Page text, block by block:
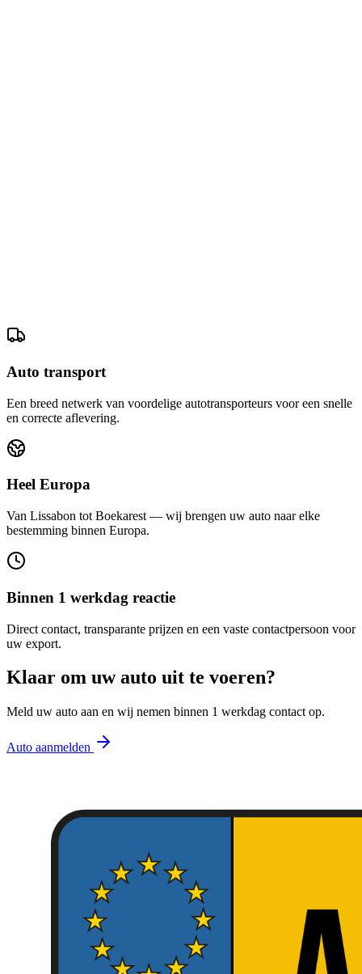
Auto transport
Een breed netwerk van voordelige autotransporteurs voor een snelle
en correcte aflevering.
Heel Europa
Van Lissabon tot Boekarest — wij brengen uw auto naar elke
bestemming binnen Europa.
Binnen 1 werkdag reactie
Direct contact, transparante prijzen en een vaste contactpersoon voor
uw export.
Klaar om uw auto uit te voeren?
Meld uw auto aan en wij nemen binnen 1 werkdag contact op.
Auto aanmelden